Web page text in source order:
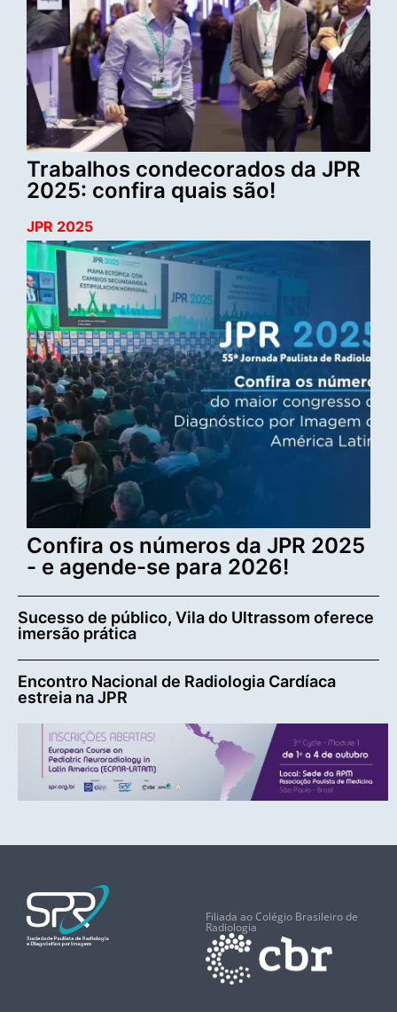
Trabalhos condecorados da JPR
2025: confira quais são!
JPR 2025
Confira os números da JPR 2025
- e agende-se para 2026!
Sucesso de público, Vila do Ultrassom oferece
imersão prática
Encontro Nacional de Radiologia Cardíaca
estreia na JPR
Filiada ao Colégio Brasileiro de
Radiologia